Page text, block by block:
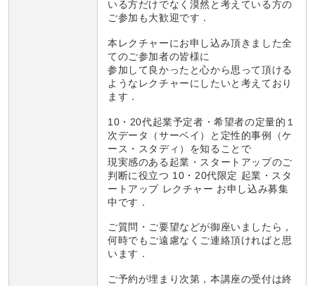
いる方だけでなく漠然と考えている方の
ご参加も大歓迎です．
本レクチャーにお申し込み頂きました全
てのご参加者の皆様に
参加して良かったと心から思って頂ける
ようなレクチャーにしたいと考えており
ます．
10・20代起業予定者・希望者の定量的１
次データ（サーベイ）と定性的事例（ケ
ース・スタディ）を知ることで
現実感のある起業・スタートアップのご
判断に役立つ 10・20代限定 起業・スタ
ートアップ レクチャー お申し込み募集
中です．
ご質問・ご要望などが御座いましたら，
何時でもご遠慮なくご連絡頂ければと思
います．
ご予約が埋まり次第，本講座の受付は終